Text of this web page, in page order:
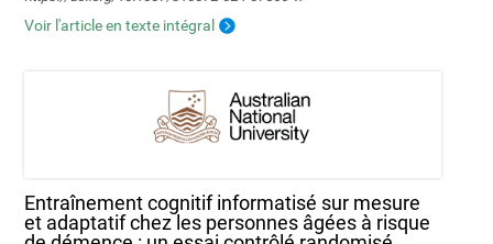
Voir l'article en texte intégral
Entraînement cognitif informatisé sur mesure
et adaptatif chez les personnes âgées à risque